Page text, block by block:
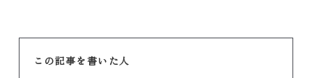
この記事を書いた人